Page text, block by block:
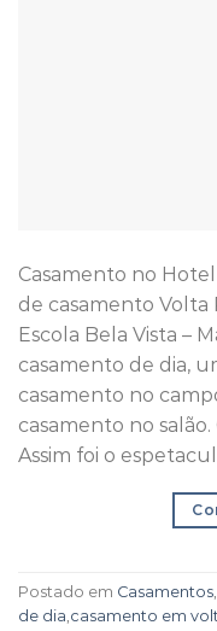
Casamento no
de casamento Volta
Escola Bela Vista –
casamento de dia,
casamento no
casamento no
Assim foi o
Postado em Casamentos,
de dia,casamento em